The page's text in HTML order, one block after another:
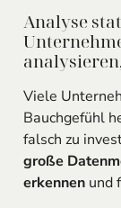
Analyse
Viele
Bauchgefühl
falsch zu
große
erkennenund